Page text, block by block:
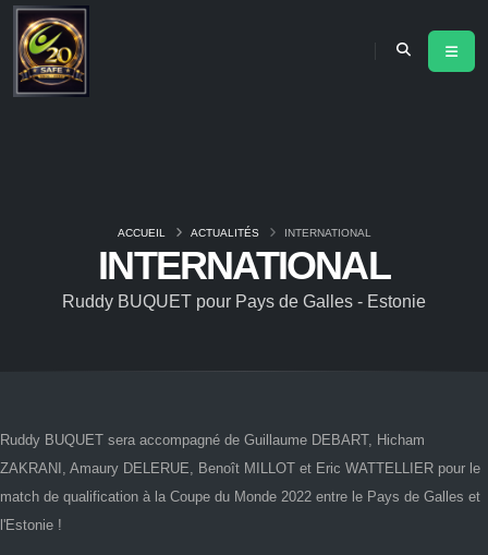
INTERNATIONAL
Ruddy BUQUET pour Pays de Galles - Estonie
ACCUEIL ACTUALITÉS INTERNATIONAL
Ruddy BUQUET sera accompagné de Guillaume DEBART, Hicham
ZAKRANI, Amaury DELERUE, Benoît MILLOT et Eric WATTELLIER pour le
match de qualification à la Coupe du Monde 2022 entre le Pays de Galles et
l'Estonie !